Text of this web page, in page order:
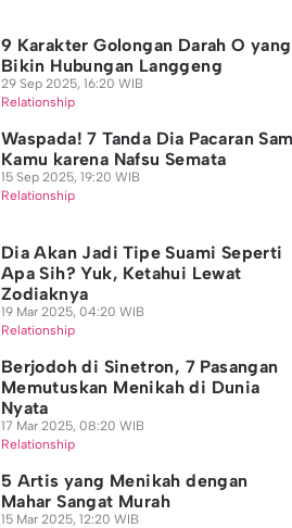
9 Karakter Golongan Darah O yang
Bikin Hubungan Langgeng
29 Sep 2025, 16:20 WIB
Relationship
Waspada! 7 Tanda Dia Pacaran
Kamu karena Nafsu Semata
15 Sep 2025, 19:20 WIB
Relationship
Dia Akan Jadi Tipe Suami Seperti
Apa Sih? Yuk, Ketahui Lewat
Zodiaknya
19 Mar 2025, 04:20 WIB
Relationship
Berjodoh di Sinetron, 7 Pasangan
Memutuskan Menikah di Dunia
Nyata
17 Mar 2025, 08:20 WIB
Relationship
5 Artis yang Menikah dengan
Mahar Sangat Murah
15 Mar 2025, 12:20 WIB